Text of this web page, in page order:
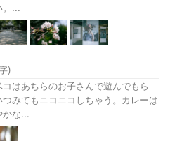
。...
)
はあちらのお子さんで遊んでもら
みてもニコニコしちゃう。カレーは
かな...